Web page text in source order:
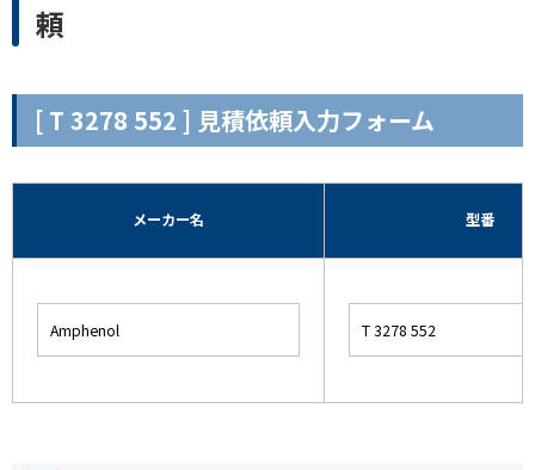
頼
[ T 3278 552 ] 見積依頼入力フォーム
メーカー名 型番